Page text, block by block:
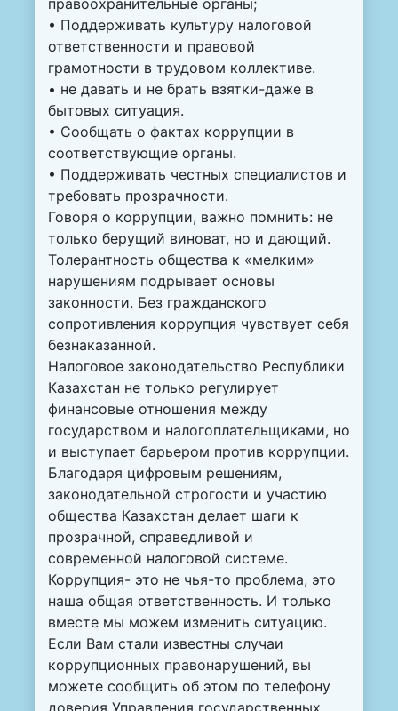
• Поддерживать культуру налоговой
ответственности и правовой
грамотности в трудовом коллективе.
• не давать и не брать взятки-даже в
бытовых ситуация.
• Сообщать о фактах коррупции в
соответствующие органы.
• Поддерживать честных специалистов и
требовать прозрачности.
Говоря о коррупции, важно помнить: не
только берущий виноват, но и дающий.
Толерантность общества к «мелким»
нарушениям подрывает основы
законности. Без гражданского
сопротивления коррупция чувствует себя
безнаказанной.
Налоговое законодательство Республики
Казахстан не только регулирует
финансовые отношения между
государством и налогоплательщиками, но
и выступает барьером против коррупции.
Благодаря цифровым решениям,
законодательной строгости и участию
общества Казахстан делает шаги к
прозрачной, справедливой и
современной налоговой системе.
Коррупция- это не чья-то проблема, это
наша общая ответственность. И только
вместе мы можем изменить ситуацию.
Если Вам стали известны случаи
коррупционных правонарушений, вы
можете сообщить об этом по телефону
доверия Управления государственных